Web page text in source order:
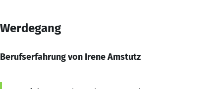
Werdegang
Berufserfahrung von Irene Amstutz